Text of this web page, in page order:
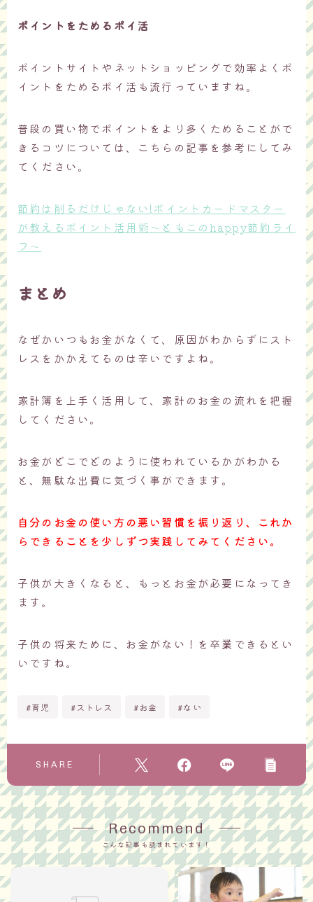
ポイントをためるポイ活
ポイントサイトやネットショッピングで効率よくポ
イントをためるポイ活も流行っていますね。
普段の買い物でポイントをより多くためることがで
きるコツについては、こちらの記事を参考にしてみ
てください。
節約は削るだけじゃない!ポイントカードマスター
が教えるポイント活用術～ともこのhappy節約ライ
フ～
まとめ
なぜかいつもお金がなくて、原因がわからずにスト
レスをかかえてるのは辛いですよね。
家計簿を上手く活用して、家計のお金の流れを把握
してください。
お金がどこでどのように使われているかがわかる
と、無駄な出費に気づく事ができます。
自分のお金の使い方の悪い習慣を振り返り、これか
らできることを少しずつ実践してみてください。
子供が大きくなると、もっとお金が必要になってき
ます。
子供の将来ために、お金がない！を卒業できるとい
いですね。
#育児 #ストレス #お金 #ない
SHARE
Recommend
こんな記事も読まれています！